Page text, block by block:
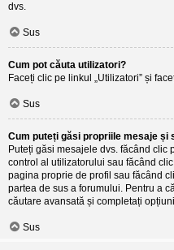
dvs.
Sus
Cum pot căuta utilizatori?
Faceți clic pe linkul „Utilizatori” și
Sus
Cum puteți găsi propriile mesaje și
Puteți găsi mesajele dvs. făcând clic
control al utilizatorului sau făcând
pagina proprie de profil sau făcând
partea de sus a forumului. Pentru a
căutare avansată și completați
Sus